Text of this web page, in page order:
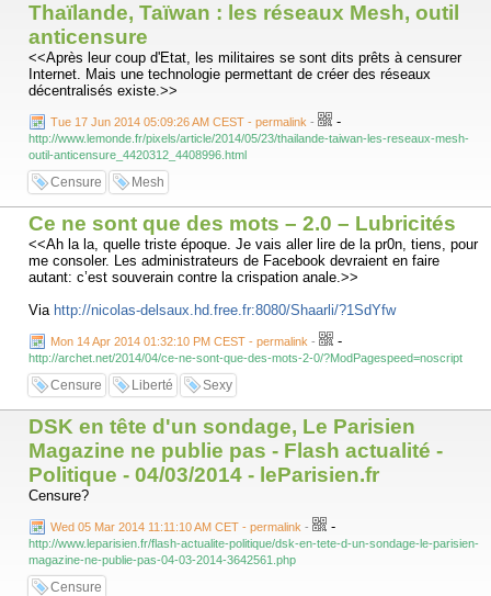
Thaïlande, Taïwan : les réseaux Mesh, outil
anticensure
<<Après leur coup d'Etat, les militaires se sont dits prêts à censurer
Internet. Mais une technologie permettant de créer des réseaux
décentralisés existe.>>
Tue 17 Jun 2014 05:09:26 AM CEST - permalink - -
http://www.lemonde.fr/pixels/article/2014/05/23/thailande-taiwan-les-reseaux-mesh-
outil-anticensure_4420312_4408996.html
Censure Mesh
Ce ne sont que des mots – 2.0 – Lubricités
<<Ah la la, quelle triste époque. Je vais aller lire de la pr0n, tiens, pour
me consoler. Les administrateurs de Facebook devraient en faire
autant: c’est souverain contre la crispation anale.>>
Via http://nicolas-delsaux.hd.free.fr:8080/Shaarli/?1SdYfw
Mon 14 Apr 2014 01:32:10 PM CEST - permalink - -
http://archet.net/2014/04/ce-ne-sont-que-des-mots-2-0/?ModPagespeed=noscript
Censure Liberté Sexy
DSK en tête d'un sondage, Le Parisien
Magazine ne publie pas - Flash actualité -
Politique - 04/03/2014 - leParisien.fr
Censure?
Wed 05 Mar 2014 11:11:10 AM CET - permalink - -
http://www.leparisien.fr/flash-actualite-politique/dsk-en-tete-d-un-sondage-le-parisien-
magazine-ne-publie-pas-04-03-2014-3642561.php
Censure